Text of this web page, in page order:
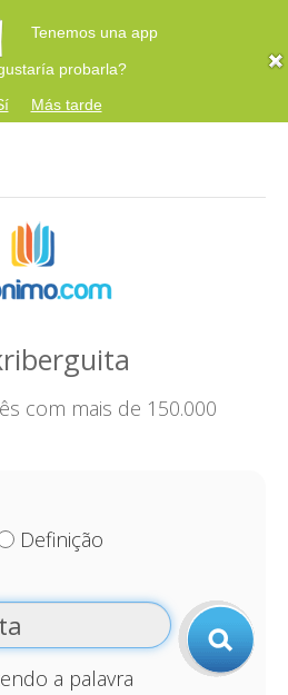
Tenemos una app
probarla?
Más tarde
com mais de 150.000
Definição
a palavra